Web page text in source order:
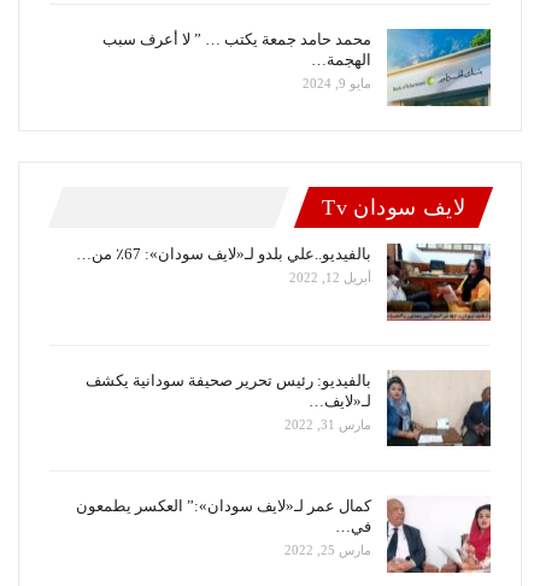
محمد حامد جمعة يكتب … ” لا أعرف سبب
الهجمة…
مايو 9, 2024
لايف سودان Tv
بالفيديو..علي بلدو لـ«لايف سودان»: 67٪ من…
أبريل 12, 2022
بالفيديو: رئيس تحرير صحيفة سودانية يكشف
لـ«لايف…
مارس 31, 2022
كمال عمر لـ«لايف سودان»:” العكسر يطمعون
في…
مارس 25, 2022